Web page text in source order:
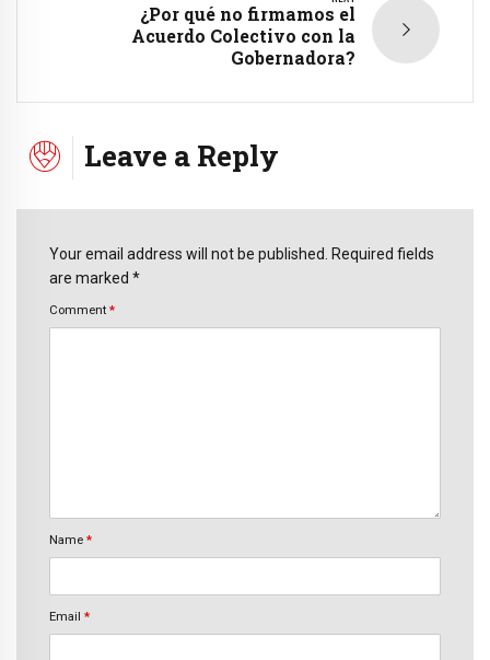
¿Por qué no firmamos el
Acuerdo Colectivo con la
Gobernadora?
Leave a Reply
Your email address will not be published. Required fields
are marked *
Comment *
Name *
Email *